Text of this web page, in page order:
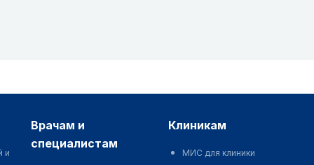
и
врачам и
специалистам
клиникам
МИС для клиники